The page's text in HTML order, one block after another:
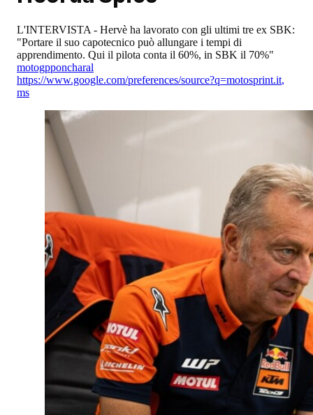
L'INTERVISTA - Hervè ha lavorato con gli ultimi tre ex SBK:
"Portare il suo capotecnico può allungare i tempi di
apprendimento. Qui il pilota conta il 60%, in SBK il 70%"
motogpponcharal
https://www.google.com/preferences/source?q=motosprint.it,
ms